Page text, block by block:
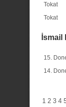
Tokat
Tokat
İsmail
15.
14.
1 2 3 4